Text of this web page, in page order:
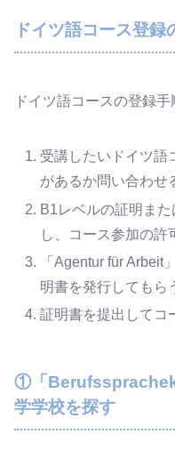
ドイツ語コース登録
ドイツ語コースの登録
受講したいドイツ語
があるか問い合わせ
B1レベルの証明ま
し、コース参加の許
「Agentur für Arbeit
明書を発行してもら
証明書を提出してコ
①「
学学校を探す